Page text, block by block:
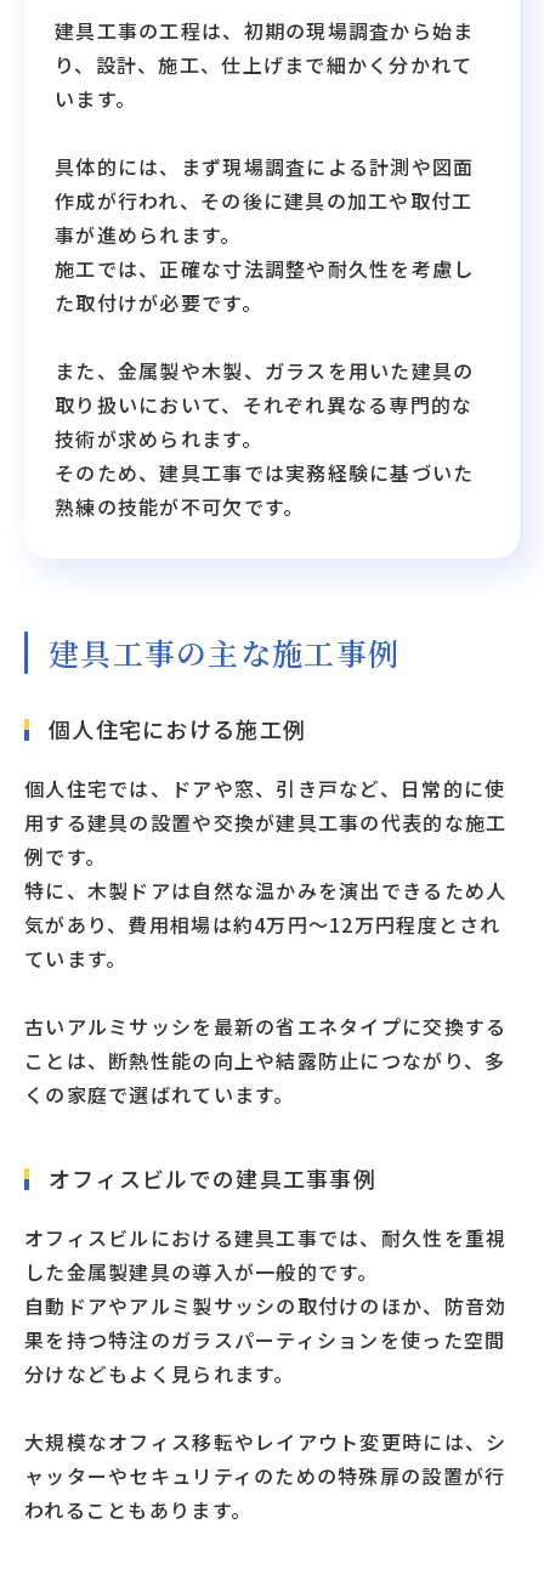
建具工事の工程は、初期の現場調査から始ま
り、設計、施工、仕上げまで細かく分かれて
います。
具体的には、まず現場調査による計測や図面
作成が行われ、その後に建具の加工や取付工
事が進められます。
施工では、正確な寸法調整や耐久性を考慮し
た取付けが必要です。
また、金属製や木製、ガラスを用いた建具の
取り扱いにおいて、それぞれ異なる専門的な
技術が求められます。
そのため、建具工事では実務経験に基づいた
熟練の技能が不可欠です。
建具工事の主な施工事例
個人住宅における施工例
個人住宅では、ドアや窓、引き戸など、日常的に使
用する建具の設置や交換が建具工事の代表的な施工
例です。
特に、木製ドアは自然な温かみを演出できるため人
気があり、費用相場は約4万円〜12万円程度とされ
ています。
古いアルミサッシを最新の省エネタイプに交換する
ことは、断熱性能の向上や結露防止につながり、多
くの家庭で選ばれています。
オフィスビルでの建具工事事例
オフィスビルにおける建具工事では、耐久性を重視
した金属製建具の導入が一般的です。
自動ドアやアルミ製サッシの取付けのほか、防音効
果を持つ特注のガラスパーティションを使った空間
分けなどもよく見られます。
大規模なオフィス移転やレイアウト変更時には、シ
ャッターやセキュリティのための特殊扉の設置が行
われることもあります。